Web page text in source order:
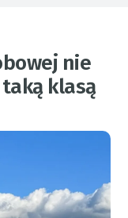
nie
taką klasą